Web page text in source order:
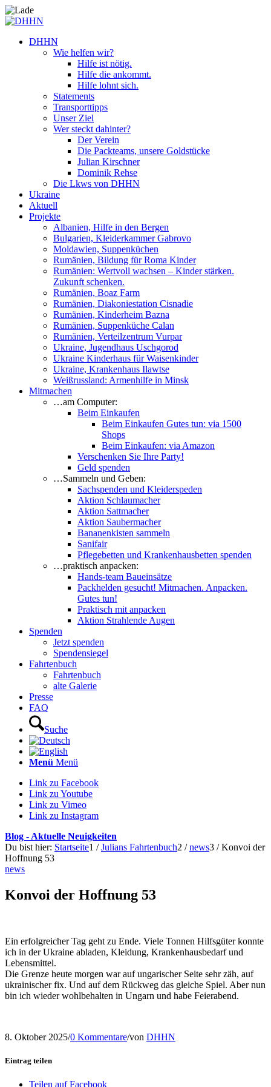
DHHN
Wie helfen wir?
Hilfe ist nötig.
Hilfe die ankommt.
Hilfe lohnt sich.
Statements
Transporttipps
Unser Ziel
Wer steckt dahinter?
Der Verein
Die Packteams, unsere Goldstücke
Julian Kirschner
Dominik Rehse
Die Lkws von DHHN
Ukraine
Aktuell
Projekte
Albanien, Hilfe in den Bergen
Bulgarien, Kleiderkammer Gabrovo
Moldawien, Suppenküchen
Rumänien, Bildung für Roma Kinder
Rumänien: Wertvoll wachsen – Kinder stärken.
Zukunft schenken.
Rumänien, Boaz Farm
Rumänien, Diakoniestation Cisnadie
Rumänien, Kinderheim Bazna
Rumänien, Suppenküche Calan
Rumänien, Verteilzentrum Vurpar
Ukraine, Jugendhaus Uschgorod
Ukraine Kinderhaus für Waisenkinder
Ukraine, Krankenhaus Ilawtse
Weißrussland: Armenhilfe in Minsk
Mitmachen
…am Computer:
Beim Einkaufen
Beim Einkaufen Gutes tun: via 1500
Shops
Beim Einkaufen: via Amazon
Verschenken Sie Ihre Party!
Geld spenden
…Sammeln und Geben:
Sachspenden und Kleiderspeden
Aktion Schlaumacher
Aktion Sattmacher
Aktion Saubermacher
Bananenkisten sammeln
Sanifair
Pflegebetten und Krankenhausbetten spenden
…praktisch anpacken:
Hands-team Baueinsätze
Packhelden gesucht! Mitmachen. Anpacken.
Gutes tun!
Praktisch mit anpacken
Aktion Strahlende Augen
Spenden
Jetzt spenden
Spendensiegel
Fahrtenbuch
Fahrtenbuch
alte Galerie
Presse
FAQ
Suche
Menü Menü
Link zu Facebook
Link zu Youtube
Link zu Vimeo
Link zu Instagram
Blog - Aktuelle Neuigkeiten
Du bist hier: Startseite1 / Julians Fahrtenbuch2 / news3 / Konvoi der
Hoffnung 53
news
Konvoi der Hoffnung 53
Ein erfolgreicher Tag geht zu Ende. Viele Tonnen Hilfsgüter konnte
ich in der Ukraine abladen, Kleidung, Krankenhausbedarf und
Lebensmittel.
Die Grenze heute morgen war auf ungarischer Seite sehr zäh, auf
ukrainischer fix. Und auf dem Rückweg das gleiche Spiel. Aber nun
bin ich wieder wohlbehalten in Ungarn und habe Feierabend.
8. Oktober 2025/0 Kommentare/von DHHN
Eintrag teilen
Teilen auf Facebook